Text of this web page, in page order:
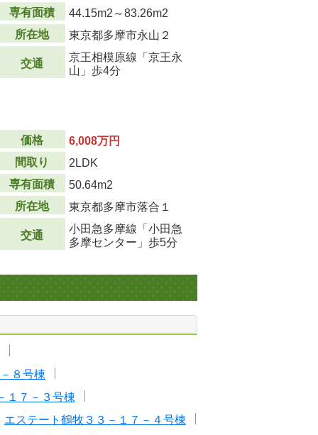
専有面積 44.15m2 ～83.26m2
所在地
東京都多摩市永山２
交通
京王相模原線「京王永
山」歩4分
価格
6,008万円
間取り
2LDK
専有面積
50.64m2
所在地
東京都多摩市落合１
交通
小田急多摩線「小田急
多摩センター」歩5分
８号棟
１７－３号棟
エステート鶴牧３３－１７－４号棟